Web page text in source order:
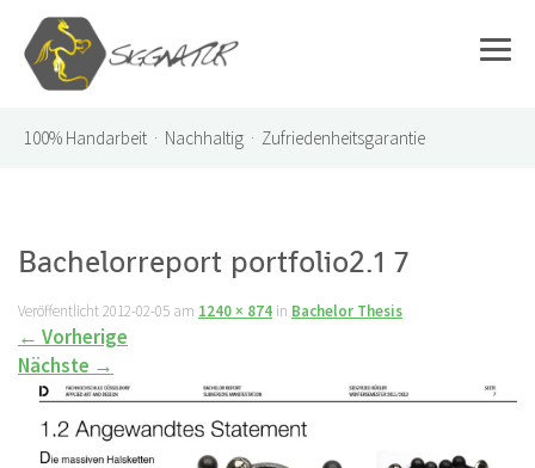
100% Handarbeit · Nachhaltig · Zufriedenheitsgarantie
Bachelorreport portfolio2.1 7
Veröffentlicht2012-02-05 am 1240 × 874 in Bachelor Thesis
← Vorherige
Nächste →